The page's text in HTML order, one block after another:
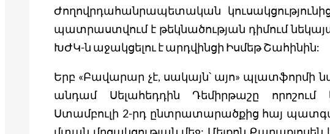
Ժողովրդահանրապետական
պատրաստվում է թեկնածության դիմում
ԽԺԿ-ն աջակցելու է արդվինցի Իսմեթ Շահինին:
Երբ «Բավարար չէ, սակայն՝ այո» պլատֆորմի
անդամ Սելահեդդին Դեմիրթաշը
Ստամբուլի 2-րդ ընտրատարածքից հայ